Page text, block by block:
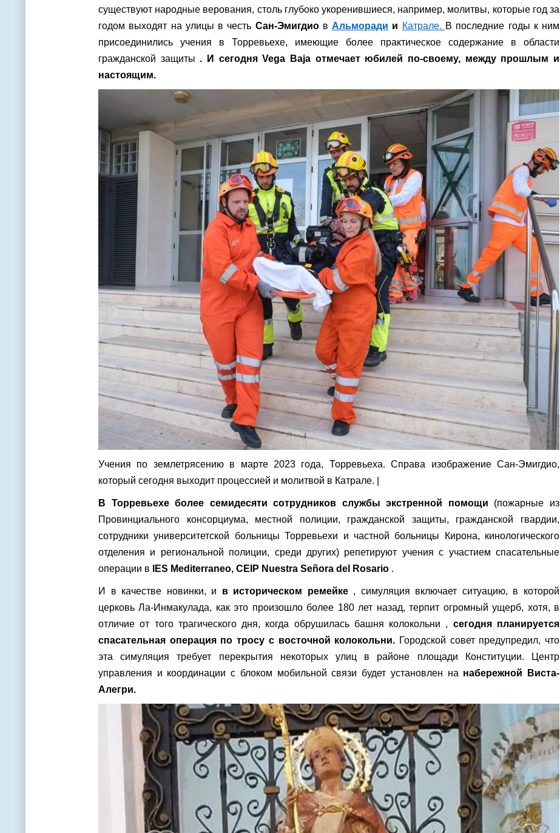
существуют народные верования, столь глубоко укоренившиеся, например, молитвы, которые год за
годом выходят на улицы в честь Сан-ЭмигдиовАльморади и Катрале. В последние годы к ним
присоединились учения в Торревьехе, имеющие более практическое содержание в области
гражданской защиты . И сегодня Vega Baja отмечает юбилей по-своему, между прошлым и
настоящим.
Учения по землетрясению в марте 2023 года, Торревьеха. Справа изображение Сан-Эмигдио,
который сегодня выходит процессией и молитвой в Катрале. |
В Торревьехе более семидесяти сотрудников службы экстренной помощи (пожарные из
Провинциального консорциума, местной полиции, гражданской защиты, гражданской гвардии,
сотрудники университетской больницы Торревьехи и частной больницы Кирона, кинологического
отделения и региональной полиции, среди других) репетируют учения с участием спасательные
операции в
IES Mediterraneo, CEIP Nuestra Señora del Rosario .
И в качестве новинки, и в историческом ремейке, симуляция включает ситуацию, в которой
церковь Ла-Инмакулада, как это произошло более 180 лет назад, терпит огромный ущерб, хотя, в
отличие от того трагического дня, когда обрушилась башня колокольни , сегодня планируется
спасательная операция по тросу с восточной колокольни. Городской совет предупредил, что
эта симуляция требует перекрытия некоторых улиц в районе площади Конституции. Центр
управления и координации с блоком мобильной связи будет установлен на набережной Виста-
Алегри.